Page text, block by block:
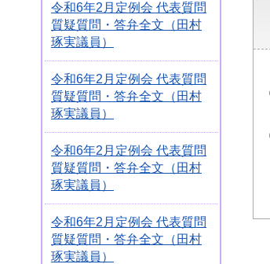
令和6年2月定例会 代表質問
質疑質問・答弁全文（田村
琢実議員）
令和6年2月定例会 代表質問
質疑質問・答弁全文（田村
琢実議員）
令和6年2月定例会 代表質問
質疑質問・答弁全文（田村
琢実議員）
令和6年2月定例会 代表質問
質疑質問・答弁全文（田村
琢実議員）